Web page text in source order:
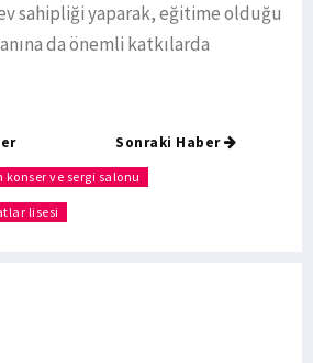
sahipliği yaparak, eğitime olduğu
da önemli katkılarda
Sonraki Haber
konser ve sergi salonu
lisesi